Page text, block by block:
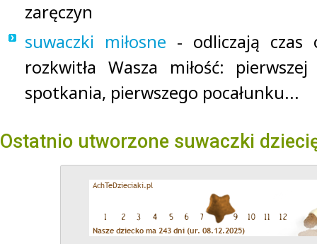
zaręczyn
suwaczki miłosne - odliczają
rozkwitła Wasza miłość:
spotkania, pierwszego pocałunku...
Ostatnio utworzone suwaczki